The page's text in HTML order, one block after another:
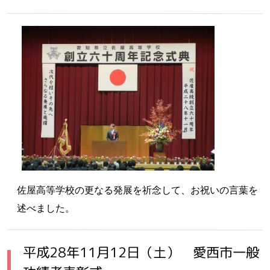
佐屋高等学校の更なる発展を祈念して、お祝いの言葉を
述べました。
平成28年11月12日（土） 愛西市一般